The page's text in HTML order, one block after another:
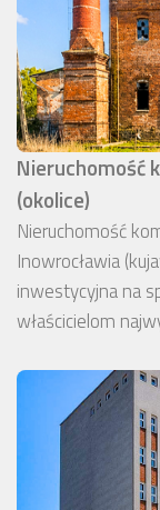
Nieruchomość
(okolice)
Nieruchomość
Inowrocławia
inwestycyjna na
właścicielom